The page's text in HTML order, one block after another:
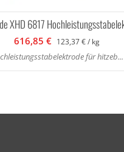
XHD 6817
616,85 € 123,37 € / kg
für hitzeb...